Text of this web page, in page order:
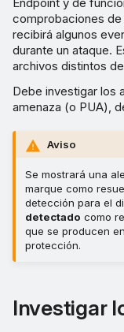
comprobaciones
recibirá algunos
durante un ataque.
archivos distintos
Debe investigar los
amenaza (o PUA),
Aviso
Se mostrará una
marque como
detección para el
detectado como
que se producen
protección.
Investigar